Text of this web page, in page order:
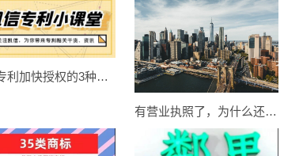
发明专利加快授权的3种途径（最快3个月）！
有营业执照了，为什么还要注册商标？